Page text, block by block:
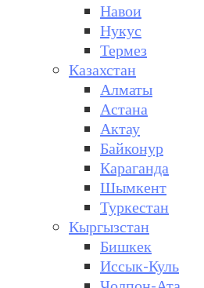
Навои
Нукус
Термез
Казахстан
Алматы
Астана
Актау
Байконур
Караганда
Шымкент
Туркестан
Кыргызстан
Бишкек
Иссык-Куль